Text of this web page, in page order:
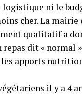
logistique ni le
cher. La
qualitatif a
dit « normal
apports
il y a 4